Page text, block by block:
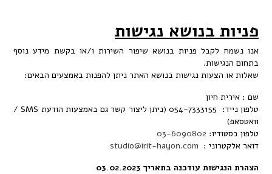
בנושא נגישות
לקבל פניות בנושא שיפור השירות ו/או בקשת מידע נוסף
הצעות נגישות בנושא האתר ניתן להפנות באמצעים הבאים:
חיון
טלפון נייד: 054-7333155 (ניתן ליצור קשר גם באמצעות הודעת SMS /
03-6090802
:
studio@irit-hayon.com
עודכנה בתאריך03.02.2023